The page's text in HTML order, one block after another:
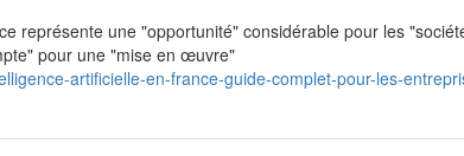
représente une "opportunité" considérable pour les
pour une "mise en œuvre"
artificielle-en-france-guide-complet-pour-les-